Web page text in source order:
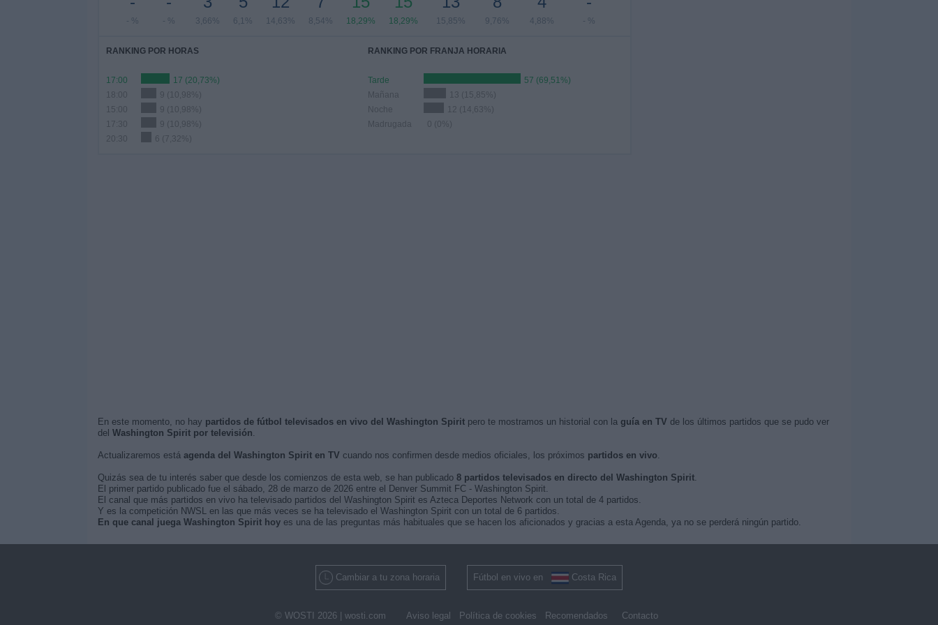
- % - % 3,66% 6,1% 14,63% 8,54% 18,29% 18,29% 15,85% 9,76% 4,88% - %
RANKING POR HORAS
17:00
17 (20,73%)
18:00
9 (10,98%)
15:00
9 (10,98%)
17:30
9 (10,98%)
20:30
6 (7,32%)
RANKING POR FRANJA HORARIA
Tarde
57 (69,51%)
Mañana
13 (15,85%)
Noche
12 (14,63%)
Madrugada
0 (0%)
En este momento, no hay partidos de fútbol televisados en vivo del Washington Spiritpero te mostramos un historial con la guía en TV de los últimos partidos que se pudo ver
del Washington Spirit por televisión.
Actualizaremos está agenda del Washington Spirit en TV cuando nos confirmen desde medios oficiales, los próximos partidos en vivo.
Quizás sea de tu interés saber que desde los comienzos de esta web, se han publicado 8 partidos televisados en directo del Washington Spirit.
El primer partido publicado fue el sábado, 28 de marzo de 2026 entre el Denver Summit FC - Washington Spirit.
El canal que más partidos en vivo ha televisado partidos del Washington Spirit es Azteca Deportes Network con un total de 4 partidos.
Y es la competición NWSL en las que más veces se ha televisado el Washington Spirit con un total de 6 partidos.
En que canal juega Washington Spirit hoyes una de las preguntas más habituales que se hacen los aficionados y gracias a esta Agenda, ya no se perderá ningún partido.
Cambiar a tu zona horaria Fútbol en vivo en Costa Rica
© WOSTI 2026 | wosti.com Aviso legal Política de cookies Recomendados Contacto